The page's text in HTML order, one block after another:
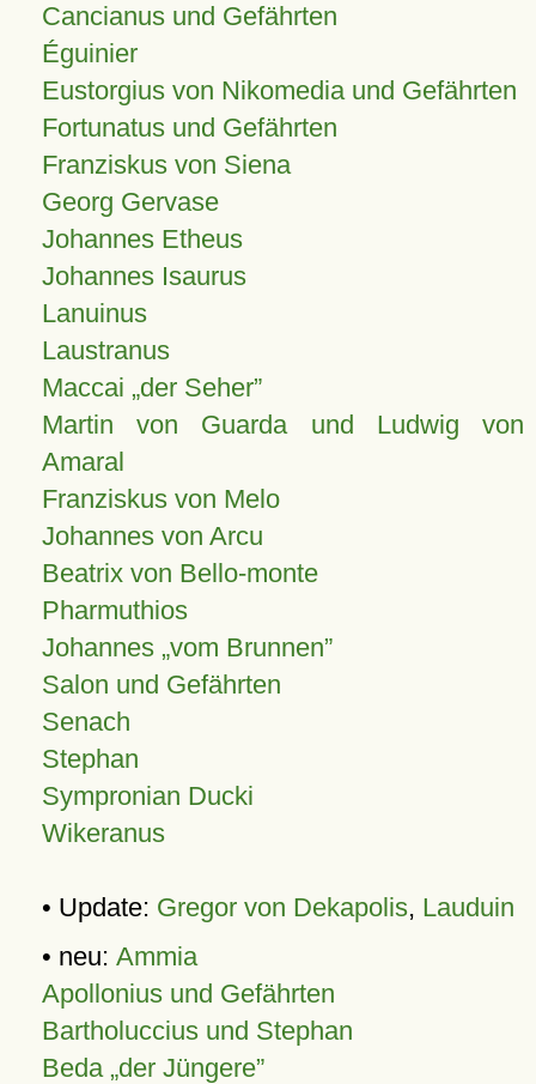
Cancianus und Gefährten
Éguinier
Eustorgius von Nikomedia und Gefährten
Fortunatus und Gefährten
Franziskus von Siena
Georg Gervase
Johannes Etheus
Johannes Isaurus
Lanuinus
Laustranus
Maccai „der Seher”
Martin von Guarda und Ludwig von
Amaral
Franziskus von Melo
Johannes von Arcu
Beatrix von Bello-monte
Pharmuthios
Johannes vom Brunnen
Salon und Gefährten
Senach
Stephan
Sympronian Ducki
Wikeranus
• Update: Gregor von Dekapolis, Lauduin
• neu: Ammia
Apollonius und Gefährten
Bartholuccius und Stephan
Beda „der Jüngere”